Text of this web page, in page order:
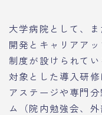
大学病院として、
開発とキャリアア
制度が設けられて
対象とした導入研
アステージや専門
ム（院内勉強会、